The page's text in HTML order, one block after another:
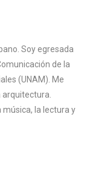
Soy egresada
de la
(UNAM). Me
la lectura y